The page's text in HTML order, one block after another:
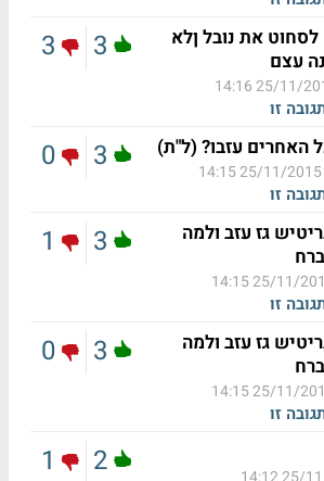
לסחוט את נובל ןלא
עצם
25/11/2015
זו
3
3
האחרים עזבו? (ל"ת)
25/11/2015 14:15
זו
3
0
גז עזב ולמה
25/11/2015
זו
3
1
גז עזב ולמה
25/11/2015
זו
3
0
2
1